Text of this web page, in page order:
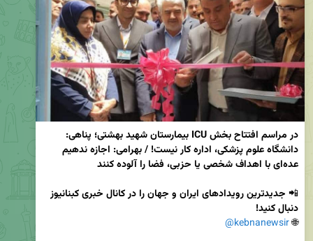
📲
جدیدترین رویدادهای ایران و جهان را در کانال خبری کبنانیوز
دنبال کنید!
🌐
@kebnanewsir